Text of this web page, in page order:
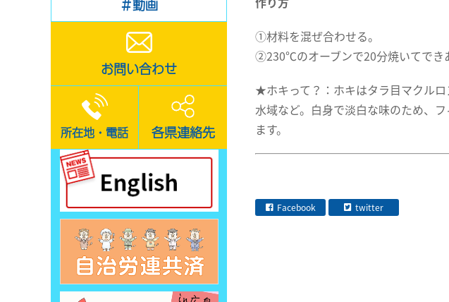
＃動画
お問い合わせ
所在地・電話 各県連絡先
①材料を混ぜ合わせる。
②230℃のオーブンで20分焼いてでき
★ホキって？：ホキはタラ目マクル
水域など。白身で淡白な味のため、
ます。
Facebook twitter